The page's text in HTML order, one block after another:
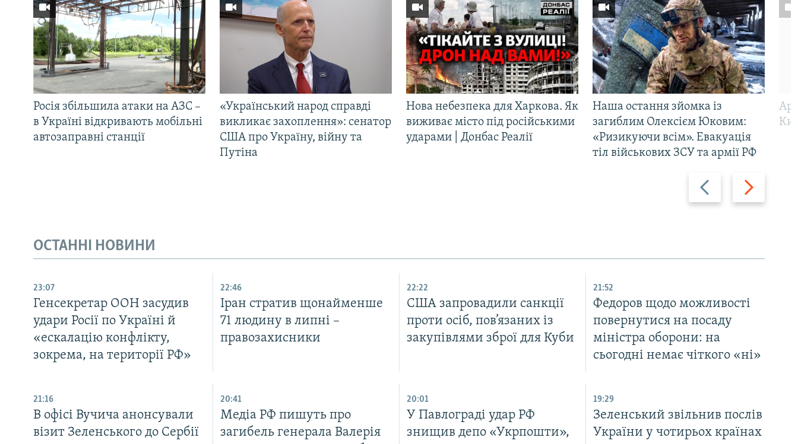
Назад Вперед
Росія збільшила атаки на АЗС –
в Україні відкривають мобільні
автозаправні станції
«Український народ справді
викликає захоплення»: сенатор
США про Україну, війну та
Путіна
Нова небезпека для Харкова. Як
виживає місто під російськими
ударами | Донбас Реалії
Наша остання зйомка із
загиблим Олексієм Юковим:
«Ризикуючи всім». Евакуація
тіл військових ЗСУ та армії РФ
ОСТАННІ НОВИНИ
23:07
Генсекретар ООН засудив
удари Росії по Україні й
«ескалацію конфлікту,
зокрема, на території РФ»
22:46
Іран стратив щонайменше
71 людину в липні –
правозахисники
22:22
США запровадили санкції
проти осіб, пов’язаних із
закупівлями зброї для Куби
21:52
Федоров щодо можливості
повернутися на посаду
міністра оборони: на
сьогодні немає чіткого «ні»
21:16
В офісі Вучича анонсували
візит Зеленського до Сербії
20:41
Медіа РФ пишуть про
загибель генерала Валерія
20:01
У Павлограді удар РФ
знищив депо «Укрпошти»,
19:29
Зеленський звільнив послів
України у чотирьох країнах